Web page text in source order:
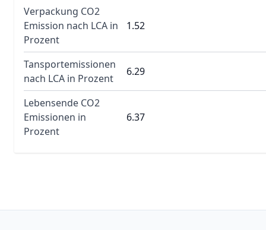
Verpackung CO2
Emission nach LCA in
Prozent
1.52
Tansportemissionen
nach LCA in Prozent
6.29
Lebensende CO2
Emissionen in
Prozent
6.37